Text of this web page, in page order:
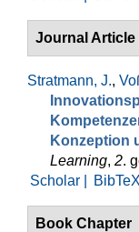
Journal Article
Stratmann, J.,
Konzeption
Learning, 2.
Scholar |
BibTeX
Book Chapter